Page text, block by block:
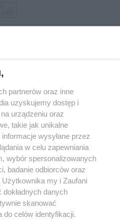
nie może być powielany i
w jakikolwiek sposób (w
na jakimkolwiek polu
włącznie z umieszczaniem w
praw. Jakiekolwiek użycie lub
w części z naruszeniem prawa,
pod groźbą kary i może być
partnerów oraz inne
uzyskujemy dostęp i
urządzeniu oraz
takie jak unikalne
wysyłane przez
w celu zapewniania
wybór spersonalizowanych
badanie odbiorców oraz
Użytkownika my i Zaufani
danych
skanować
celów identyfikacji.